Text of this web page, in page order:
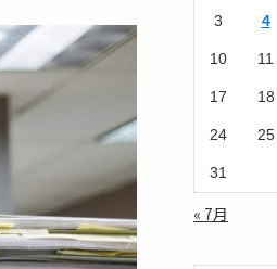
3 4
10 11
17 18
24 25
31
« 7月